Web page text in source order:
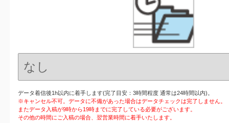
データ着信後1h以内に着手します(完了目安：3時間程度 通常は24時間以内)。
※キャンセル不可。データに不備があった場合はデータチェックは完了しません。
またデータ入稿が9時から19時までに完了している必要がございます。
その他の時間にご入稿の場合、翌営業時間に着手いたします。